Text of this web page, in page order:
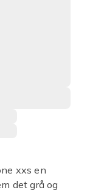
xxs en
det grå og